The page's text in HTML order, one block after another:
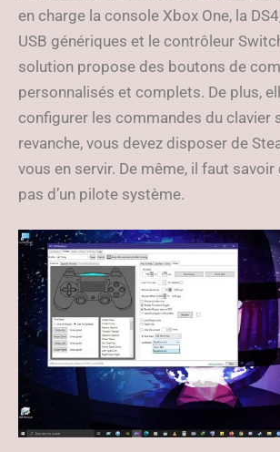
en charge la console Xbox One, la
USB génériques et le contrôleur
solution propose des boutons de
personnalisés et complets. De plus,
configurer les commandes du clavier
revanche, vous devez disposer de
vous en servir. De même, il faut savoir
pas d’un pilote système.